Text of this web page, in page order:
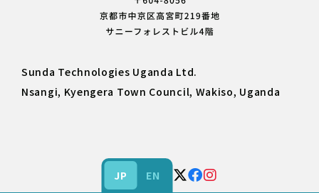
Sunda Technologies Uganda Ltd.
Nsangi, Kyengera Town Council, Wakiso, Uganda
JP EN